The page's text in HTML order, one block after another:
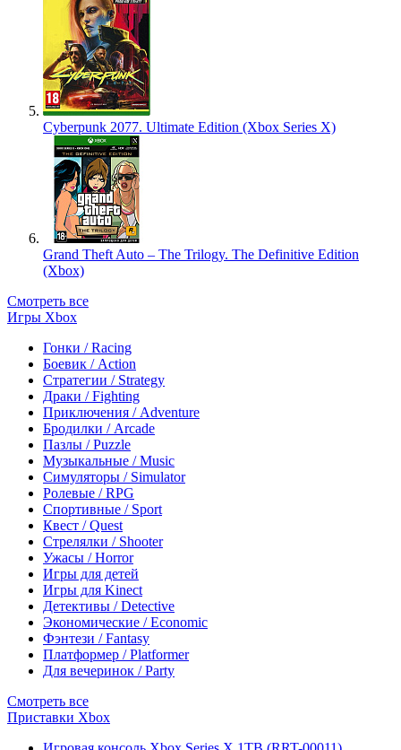
Cyberpunk 2077. Ultimate Edition (Xbox Series X)
Grand Theft Auto – The Trilogy. The Definitive Edition
(Xbox)
Смотреть все
Игры Xbox
Гонки / Racing
Боевик / Action
Стратегии / Strategy
Драки / Fighting
Приключения / Adventure
Бродилки / Arcade
Пазлы / Puzzle
Музыкальные / Music
Симуляторы / Simulator
Ролевые / RPG
Спортивные / Sport
Квест / Quest
Стрелялки / Shooter
Ужасы / Horror
Игры для детей
Игры для Kinect
Детективы / Detective
Экономические / Economic
Фэнтези / Fantasy
Платформер / Platformer
Для вечеринок / Party
Смотреть все
Приставки Xbox